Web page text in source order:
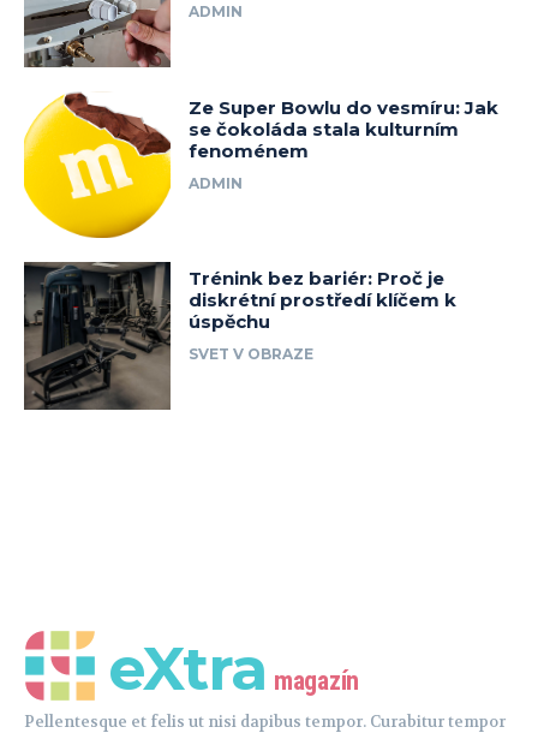
eXtra magazín
Pellentesque et felis ut nisi dapibus tempor. Curabitur tempor